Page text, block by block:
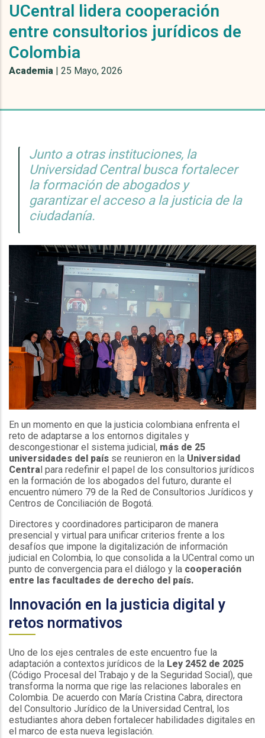
UCentral lidera cooperación
entre consultorios jurídicos de
Colombia
Academia | 25 Mayo, 2026
Junto a otras instituciones, la
Universidad Central busca fortalecer
la formación de abogados y
garantizar el acceso a la justicia de la
ciudadanía.
En un momento en que la justicia colombiana enfrenta el
reto de adaptarse a los entornos digitales y
descongestionar el sistema judicial, más de 25
universidades del país se reunieron en la Universidad
Centra l para redefinir el papel de los consultorios jurídicos
en la formación de los abogados del futuro, durante el
encuentro número 79 de la Red de Consultorios Jurídicos y
Centros de Conciliación de Bogotá.
Directores y coordinadores participaron de manera
presencial y virtual para unificar criterios frente a los
desafíos que impone la digitalización de información
judicial en Colombia, lo que consolida a la UCentral como un
punto de convergencia para el diálogo y la cooperación
entre las facultades de derecho del país.
Innovación en la justicia digital y
retos normativos
Uno de los ejes centrales de este encuentro fue la
adaptación a contextos jurídicos de la Ley 2452 de 2025
(Código Procesal del Trabajo y de la Seguridad Social), que
transforma la norma que rige las relaciones laborales en
Colombia. De acuerdo con María Cristina Cabra, directora
del Consultorio Jurídico de la Universidad Central, los
estudiantes ahora deben fortalecer habilidades digitales en
el marco de esta nueva legislación.